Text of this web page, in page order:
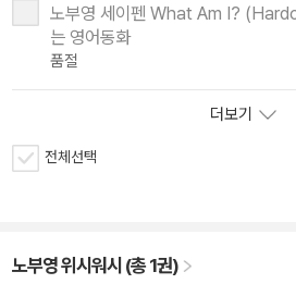
노부영 세이펜 What Am I?
는 영어동화
품절
더보기
전체선택
노부영 위시워시 (총 1권)